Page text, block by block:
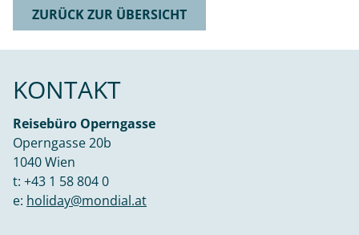
ZURÜCK ZUR ÜBERSICHT
KONTAKT
Reisebüro Operngasse
Operngasse 20b
1040 Wien
t: +43 1 58 804 0
e: holiday@mondial.at